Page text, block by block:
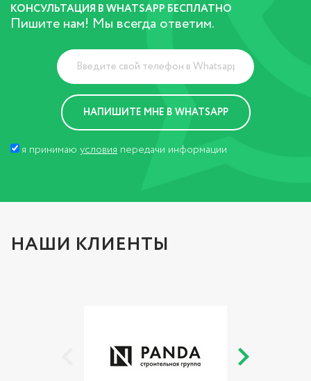
КОНСУЛЬТАЦИЯ В WHATSAPP БЕСПЛАТНО
Пишите нам! Мы всегда ответим.
я принимаю условия передачи информации
НАШИ КЛИЕНТЫ